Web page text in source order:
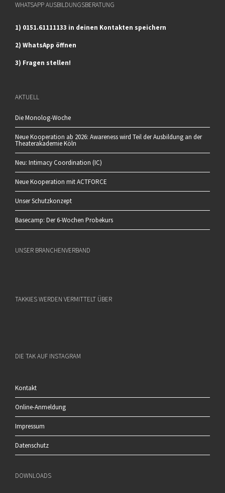
WHATSAPP AUSBILDUNGSBERATUNG
1) 0151.61111133 in deinen Kontakten speichern
2) WhatsApp öffnen
3) Fragen stellen!
AKTUELL
Die Monolog-Woche
Neue Kooperation ab 2026: Awareness wird Teil der Ausbildung an der
Theaterakademie Köln
Neu: Intimacy Coordination (IC)
Neue Kooperation mit ACTFORCE
Unser Schutzkonzept
Basecamp: Der 6-Wochen Probekurs
UNSER BRANCHENVERBAND
TAKKIES WERDEN VERMITTELT ÜBER
DIE TAK AUF INSTAGRAM
Kontakt
Online-Anmeldung
Impressum
Datenschutz
DOWNLOADS